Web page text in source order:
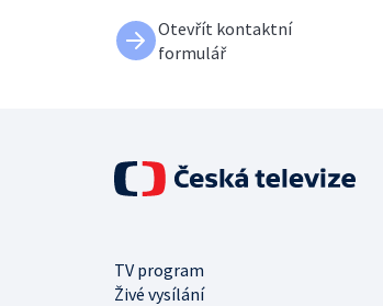
Otevřít kontaktní
formulář
TV program
Živé vysílání